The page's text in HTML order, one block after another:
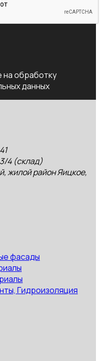
на обработку
данных
4 (склад)
жилой район Яицкое,
фасады
Гидроизоляция